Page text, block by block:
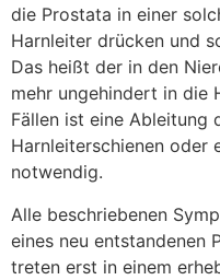
die Prostata in einer
Harnleiter drücken und
Das heißt der in den
mehr ungehindert in die
Fällen ist eine Ableitung
Harnleiterschienen oder
notwendig.
Alle beschriebenen
eines neu entstandenen
treten erst in einem